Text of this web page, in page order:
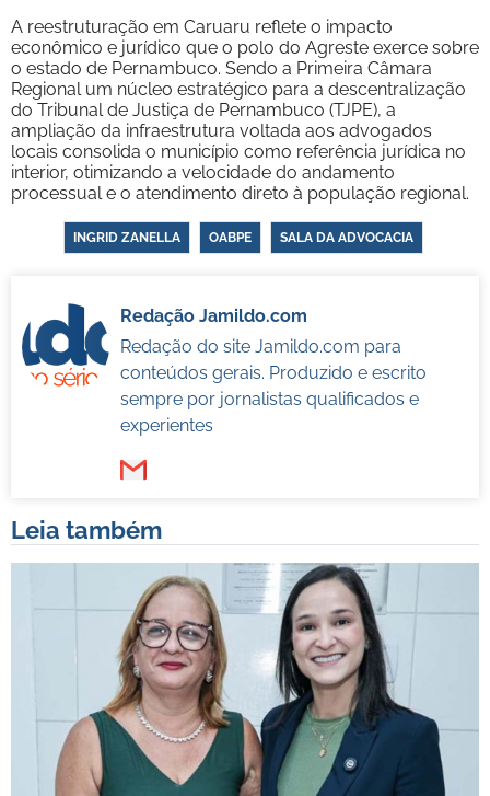
A reestruturação em Caruaru reflete o impacto
econômico e jurídico que o polo do Agreste exerce sobre
o estado de Pernambuco. Sendo a Primeira Câmara
Regional um núcleo estratégico para a descentralização
do Tribunal de Justiça de Pernambuco (TJPE), a
ampliação da infraestrutura voltada aos advogados
locais consolida o município como referência jurídica no
interior, otimizando a velocidade do andamento
processual e o atendimento direto à população regional.
INGRID ZANELLA OABPE SALA DA ADVOCACIA
Redação Jamildo.com
Redação do site Jamildo.com para
conteúdos gerais. Produzido e escrito
sempre por jornalistas qualificados e
experientes
Leia também